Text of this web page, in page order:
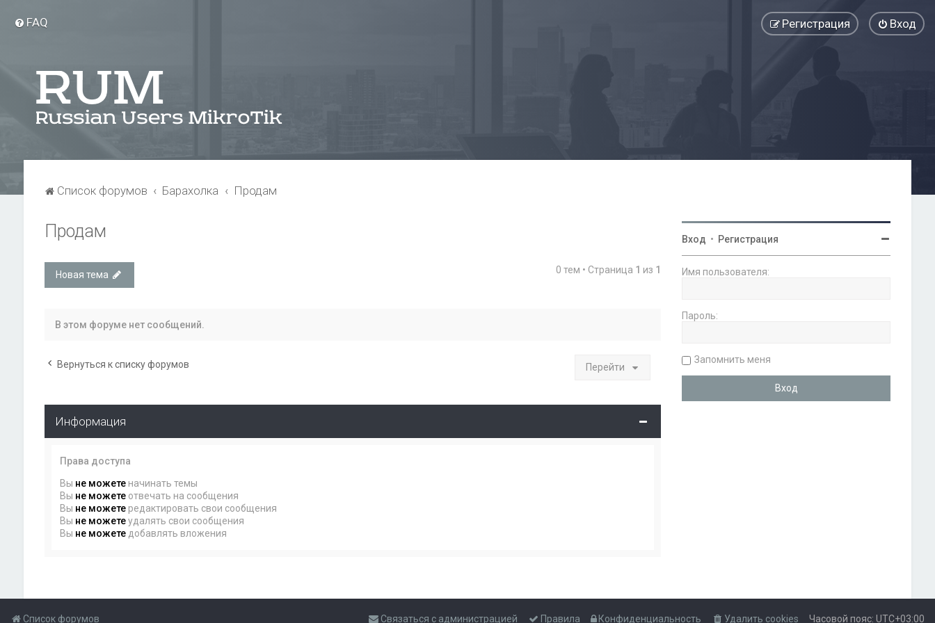
FAQ Вход
Регистрация
Список форумов Барахолка Продам
Продам
Новая тема 0 тем • Страница 1 из 1
В этом форуме нет сообщений.
Вернуться к списку форумов Перейти
Информация
Права доступа
Вы не можетеначинать темы
Вы не можетеотвечать на сообщения
Вы не можетередактировать свои сообщения
Вы не можетеудалять свои сообщения
Вы не можетедобавлять вложения
Вход • Регистрация
Имя пользователя:
Пароль:
Запомнить меня
Список форумов Часовой пояс: UTC+03:00
Удалить cookies
Конфиденциальность
Правила
Связаться с администрацией